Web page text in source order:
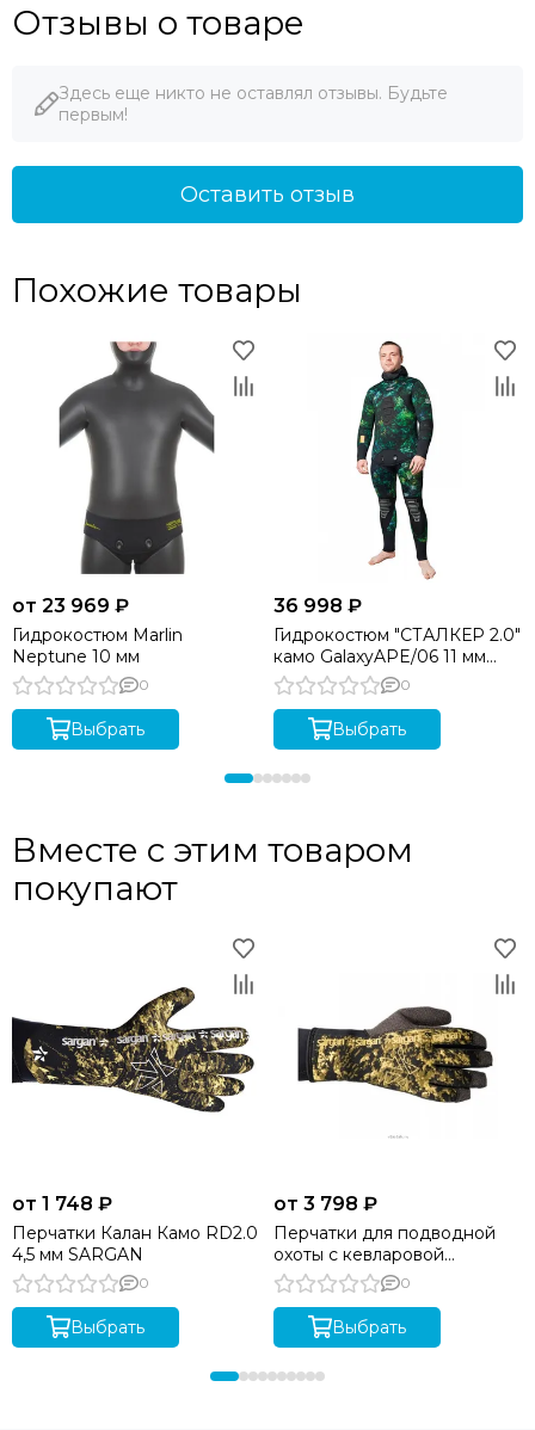
Отзывы о товаре
Здесь еще никто не оставлял отзывы. Будьте
первым!
Оставить отзыв
Похожие товары
от 23 969 ₽
Гидрокостюм Marlin
Neptune 10 мм
0
Выбрать
36 998 ₽
Гидрокостюм "СТАЛКЕР 2.0"
камо GalaxyAPE/06 11 мм
SARGAN
0
Выбрать
Вместе с этим товаром
покупают
от 1 748 ₽
Перчатки Калан Камо RD2.0
4,5 мм SARGAN
0
Выбрать
от 3 798 ₽
Перчатки для подводной
охоты с кевларовой
ладонью SARGAN Неман
RD2.0 4,5 мм
0
Выбрать